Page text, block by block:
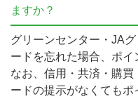
ますか？
グリーンセンター・JA
ードを忘れた場合、ポイ
なお、信用・共済・購
ードの提示がなくてもポ